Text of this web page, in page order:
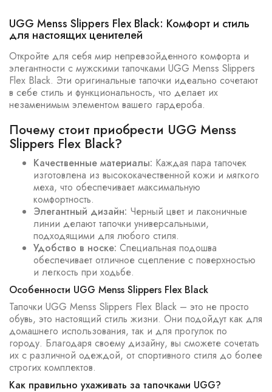
UGG Menss Slippers Flex Black: Комфорт и стиль
для настоящих ценителей
Откройте для себя мир непревзойденного комфорта и
элегантности с мужскими тапочками UGG Menss Slippers
Flex Black. Эти оригинальные тапочки идеально сочетают
в себе стиль и функциональность, что делает их
незаменимым элементом вашего гардероба.
Почему стоит приобрести UGG Menss
Slippers Flex Black?
Качественные материалы: Каждая пара тапочек
изготовлена из высококачественной кожи и мягкого
меха, что обеспечивает максимальную
комфортность.
Элегантный дизайн: Черный цвет и лаконичные
линии делают тапочки универсальными,
подходящими для любого стиля.
Удобство в носке: Специальная подошва
обеспечивает отличное сцепление с поверхностью
и легкость при ходьбе.
Особенности UGG Menss Slippers Flex Black
Тапочки UGG Menss Slippers Flex Black – это не просто
обувь, это настоящий стиль жизни. Они подойдут как для
домашнего использования, так и для прогулок по
городу. Благодаря своему дизайну, вы сможете сочетать
их с различной одеждой, от спортивного стиля до более
строгих комплектов.
Как правильно ухаживать за тапочками UGG?